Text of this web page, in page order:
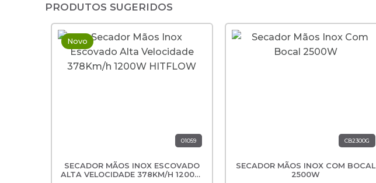
PRODUTOS SUGERIDOS
Novo
01059
SECADOR MÃOS INOX ESCOVADO
ALTA VELOCIDADE 378KM/H 1200W
CB2300G
SECADOR MÃOS INOX COM BOCAL
2500W